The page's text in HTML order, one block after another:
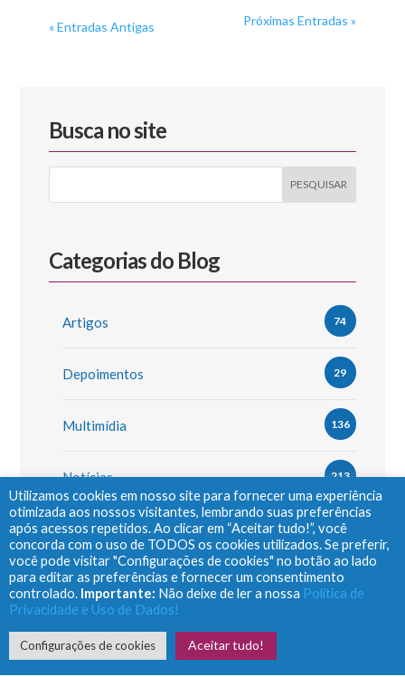
« Entradas Antigas Próximas Entradas »
Busca no site
Categorias do Blog
Artigos 74
Depoimentos 29
Multimídia 136
Notícias 213
Arquivo
Arquivo
Utilizamos cookies em nosso site para fornecer uma experiência
otimizada aos nossos visitantes, lembrando suas preferências
após acessos repetidos. Ao clicar em “Aceitar tudo!”, você
concorda com o uso de TODOS os cookies utilizados. Se preferir,
você pode visitar "Configurações de cookies" no botão ao lado
para editar as preferências e fornecer um consentimento
controlado. Importante: Não deixe de ler a nossa Política de
Privacidade e Uso de Dados!
Configurações de cookies Aceitar tudo!